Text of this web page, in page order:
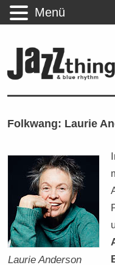
Folkwang: Laurie
Laurie Anderson
Menü